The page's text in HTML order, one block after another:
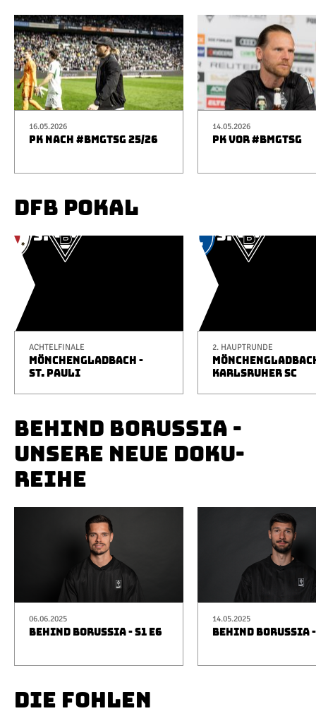
16.05.2026
PK NACH #BMGTSG 25/26
14.05.2026
PK VOR #BMGTSG
DFB POKAL
ACHTELFINALE
MÖNCHENGLADBACH -
ST. PAULI
2. HAUPTRUNDE
KARLSRUHER SC
BEHIND BORUSSIA -
UNSERE NEUE DOKU-
REIHE
06.06.2025
BEHIND BORUSSIA - S1 E6
14.05.2025
BEHIND BORUSSIA
DIE FOHLEN